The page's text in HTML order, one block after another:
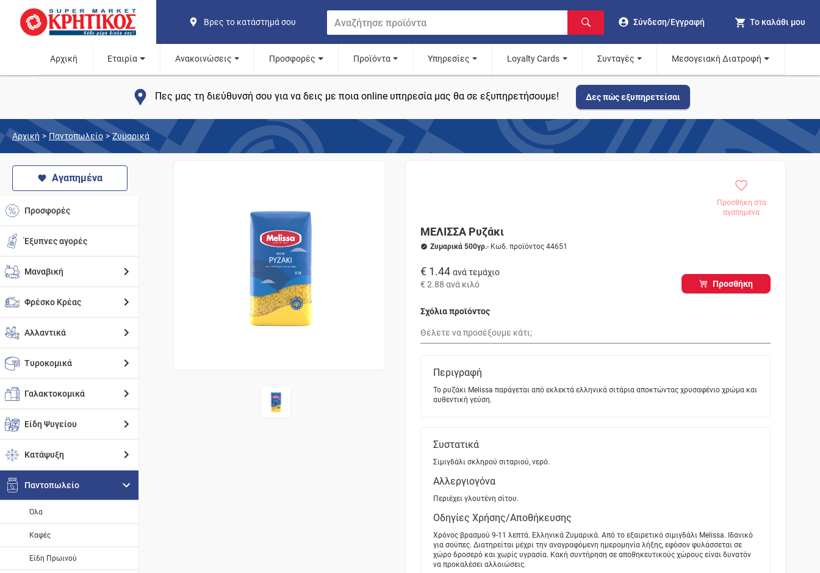
Βρες το κατάστημά σου Σύνδεση/Εγγραφή Το καλάθι μου
Αρχική Εταιρία Ανακοινώσεις Προσφορές Προϊόντα Υπηρεσίες Loyalty Cards Συνταγές Μεσογειακή Διατροφή
Πες μας τη διεύθυνσή σου για να δεις με ποια online υπηρεσία μας θα σε εξυπηρετήσουμε! Δες πώς εξυπηρετείσαι
Αρχική > Παντοπωλείο > Ζυμαρικά
Αγαπημένα
Προσφορές
Έξυπνες αγορές
Μαναβική
Φρέσκο Κρέας
Αλλαντικά
Τυροκομικά
Γαλακτοκομικά
Είδη Ψυγείου
Κατάψυξη
Παντοπωλείο
Όλα
Καφές
Είδη Πρωινού
Προσθήκη στα
αγαπημένα
ΜΕΛΙΣΣΑ Ρυζάκι
Ζυμαρικά 500γρ.- Κωδ. προϊόντος 44651
€ 1.44 ανά τεμάχιο
€ 2.88 ανά κιλό Προσθήκη
Σχόλια προϊόντος
Περιγραφή
Το ρυζάκι Melissa παράγεται από εκλεκτά ελληνικά σιτάρια αποκτώντας χρυσαφένιο χρώμα και
αυθεντική γεύση.
Συστατικά
Σιμιγδάλι σκληρού σιταριού, νερό.
Αλλεργιογόνα
Περιέχει γλουτένη σίτου.
Οδηγίες Χρήσης/Αποθήκευσης
Χρόνος βρασμού 9-11 λεπτά. Ελληνικά Ζυμαρικά. Από το εξαιρετικό σιμιγδάλι Melissa. Ιδανικό
για σούπες. Διατηρείται μέχρι την αναγραφόμενη ημερομηνία λήξης, εφόσον φυλάσσεται σε
χώρο δροσερό και χωρίς υγρασία. Κακή συντήρηση σε αποθηκευτικούς χώρους είναι δυνατόν
να προκαλέσει αλλοιώσεις.